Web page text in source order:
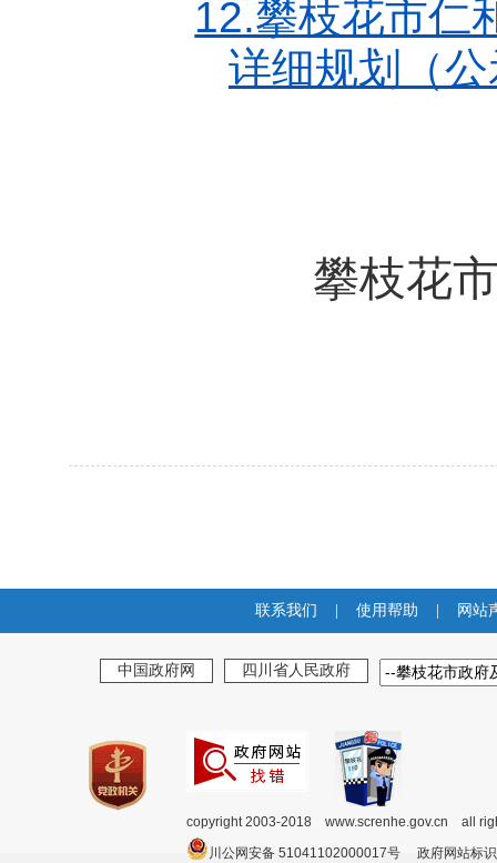
12.攀枝花市仁
详细规划（
攀枝花
联系我们 使用帮助 网站
中国政府网 四川省人民政府
copyright 2003-2018 www.screnhe.gov.cn all
川公网安备 51041102000017号 政府网站